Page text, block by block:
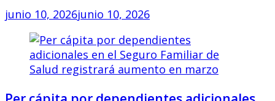
junio 10, 2026junio 10, 2026